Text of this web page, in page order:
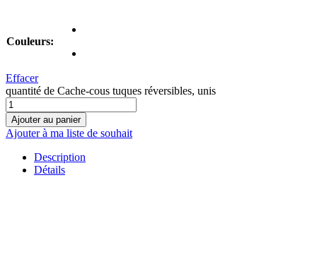
Couleurs:
Effacer
quantité de Cache-cous tuques réversibles, unis
Ajouter au panier
Ajouter à ma liste de souhait
Description
Détails